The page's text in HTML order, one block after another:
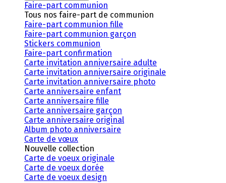
Faire-part communion
Tous nos faire-part de communion
Faire-part communion fille
Faire-part communion garçon
Stickers communion
Faire-part confirmation
Carte invitation anniversaire adulte
Carte invitation anniversaire originale
Carte invitation anniversaire photo
Carte anniversaire enfant
Carte anniversaire fille
Carte anniversaire garçon
Carte anniversaire original
Album photo anniversaire
Carte de vœux
Nouvelle collection
Carte de voeux originale
Carte de voeux dorée
Carte de voeux design